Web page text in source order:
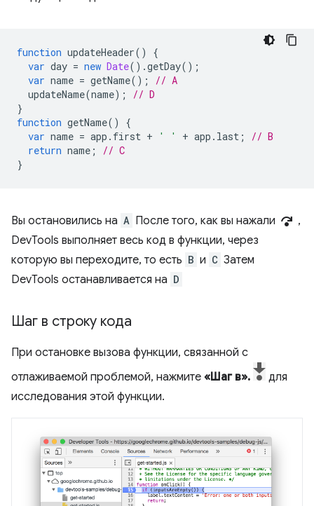
function updateHeader()
{
var day = new Date().getDay();
var name = getName();
// A
updateName(name);
// D
}
function getName()
{
var name = app . first + ' ' + app . last ;
// B
return name ;
// C
}
Вы остановились на A После того, как вы нажали step_over ,
DevTools выполняет весь код в функции, через
которую вы переходите, то есть B и C Затем
DevTools останавливается на D
Шаг в строку кода
При остановке вызова функции, связанной с
отлаживаемой проблемой, нажмите «Шаг в».
для
исследования этой функции.